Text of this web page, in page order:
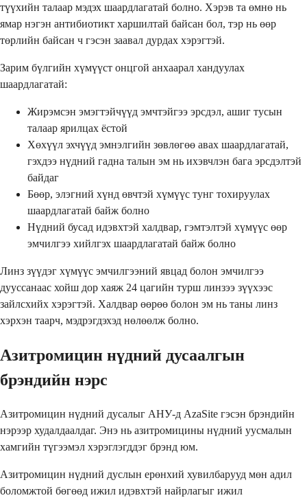
түүхийн талаар мэдэх шаардлагатай болно. Хэрэв та өмнө нь
ямар нэгэн антибиотикт харшилтай байсан бол, тэр нь өөр
төрлийн байсан ч гэсэн заавал дурдах хэрэгтэй.
Зарим бүлгийн хүмүүст онцгой анхаарал хандуулах
шаардлагатай:
Жирэмсэн эмэгтэйчүүд эмчтэйгээ эрсдэл, ашиг тусын
талаар ярилцах ёстой
Хөхүүл эхчүүд эмнэлгийн зөвлөгөө авах шаардлагатай,
гэхдээ нүдний гадна талын эм нь ихэвчлэн бага эрсдэлтэй
байдаг
Бөөр, элэгний хүнд өвчтэй хүмүүс тунг тохируулах
шаардлагатай байж болно
Нүдний бусад идэвхтэй халдвар, гэмтэлтэй хүмүүс өөр
эмчилгээ хийлгэх шаардлагатай байж болно
Линз зүүдэг хүмүүс эмчилгээний явцад болон эмчилгээ
дууссанаас хойш дор хаяж 24 цагийн турш линзээ зүүхээс
зайлсхийх хэрэгтэй. Халдвар өөрөө болон эм нь таны линз
хэрхэн таарч, мэдрэгдэхэд нөлөөлж болно.
Азитромицин нүдний дусаалгын
брэндийн нэрс
Азитромицин нүдний дусалыг АНУ-д AzaSite гэсэн брэндийн
нэрээр худалдаалдаг. Энэ нь азитромицины нүдний уусмалын
хамгийн түгээмэл хэрэглэгддэг брэнд юм.
Азитромицин нүдний дуслын ерөнхий хувилбарууд мөн адил
боломжтой бөгөөд ижил идэвхтэй найрлагыг ижил